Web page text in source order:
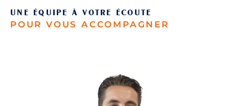
Nos services en immobilier
UNE ÉQUIPE À VOTRE ÉCOUTE
POUR VOUS ACCOMPAGNER